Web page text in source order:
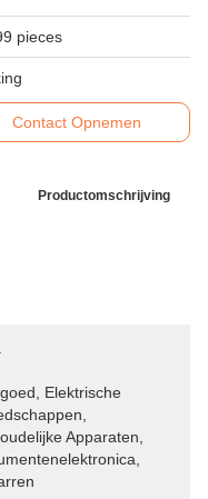
pieces
Contact Opnemen
Productomschrijving
Elektrische
Apparaten,